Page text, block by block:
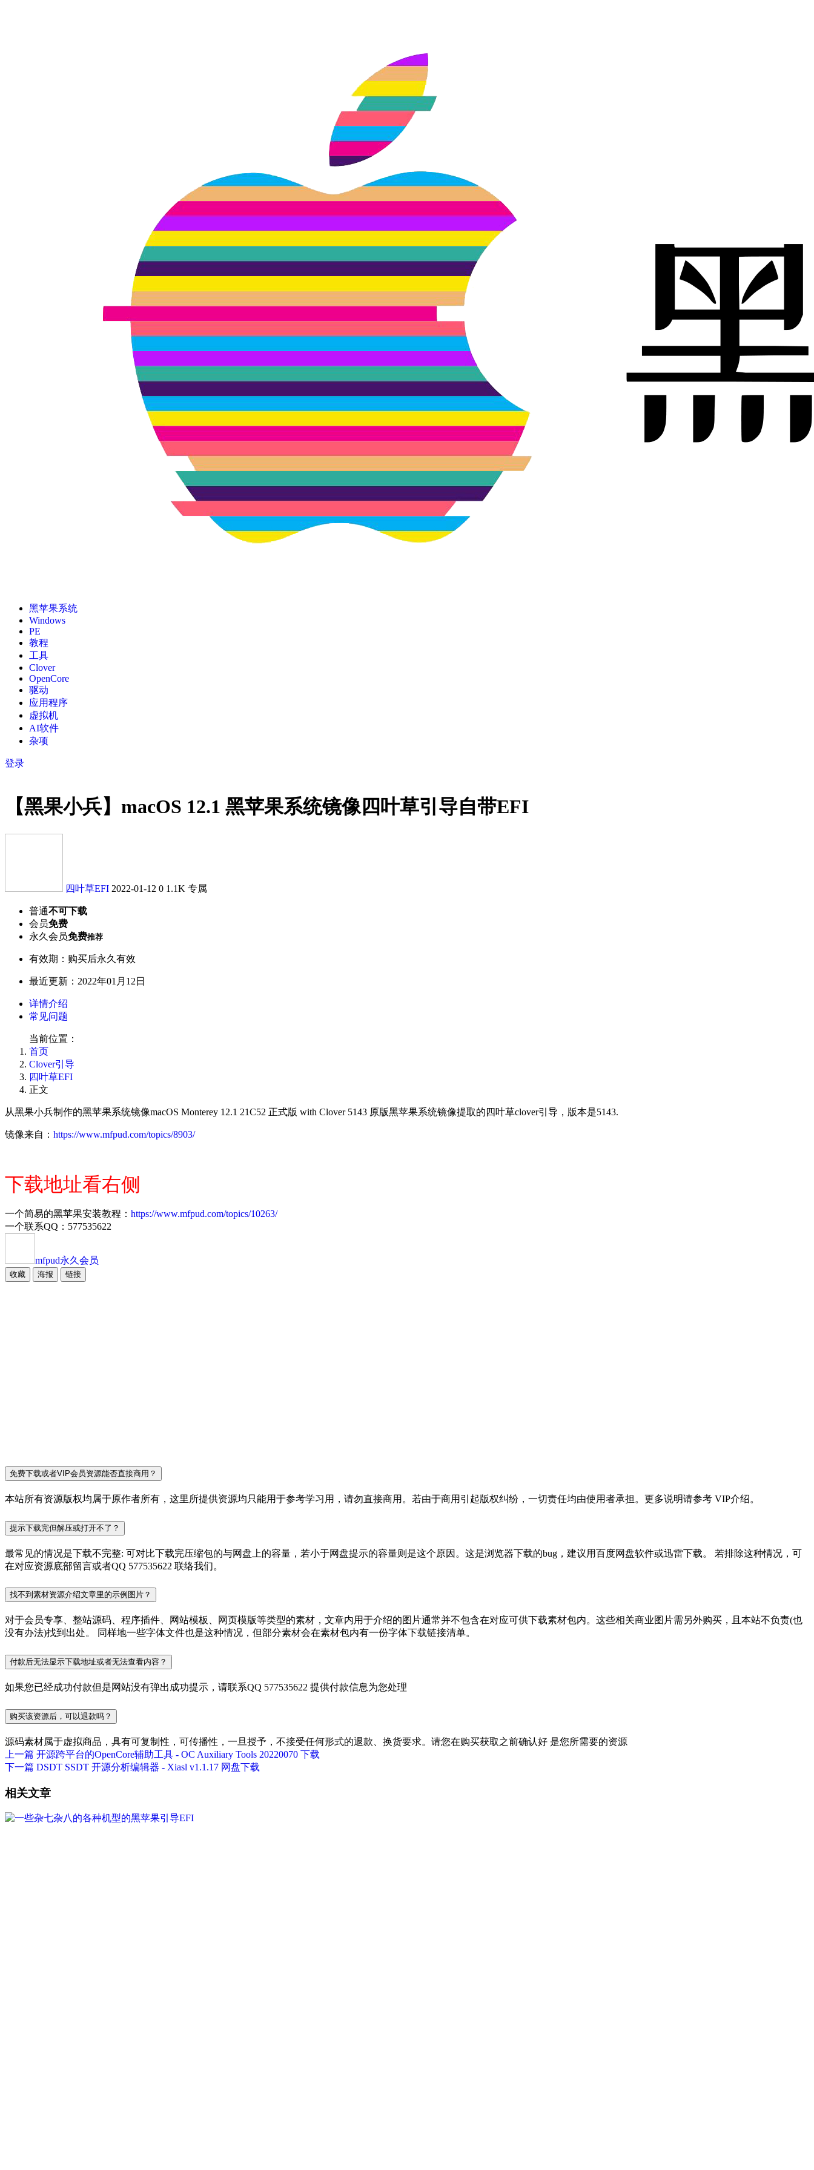
黑苹果系统
Windows
PE
教程
工具
Clover
OpenCore
驱动
应用程序
虚拟机
AI软件
杂项
登录
【黑果小兵】macOS 12.1 黑苹果系统镜像四叶草引导自带EFI
四叶草EFI 2022-01-12 0 1.1K 专属
普通不可下载
会员免费
永久会员免费推荐
有效期：购买后永久有效
最近更新：2022年01月12日
详情介绍
常见问题
当前位置：
首页
Clover引导
四叶草EFI
正文
从黑果小兵制作的黑苹果系统镜像macOS Monterey 12.1 21C52 正式版 with Clover 5143 原版黑苹果系统镜像提取的四叶草clover引导，版本是5143.
镜像来自： https://www.mfpud.com/topics/8903/
下载地址看右侧
一个简易的黑苹果安装教程： https://www.mfpud.com/topics/10263/
一个联系QQ：577535622
mfpud永久会员
收藏 海报 链接
免费下载或者VIP会员资源能否直接商用？
本站所有资源版权均属于原作者所有，这里所提供资源均只能用于参考学习用，请勿直接商用。若由于商用引起版权纠纷，一切责任均由使用者承担。更多说明请参考 VIP介绍。
提示下载完但解压或打开不了？
最常见的情况是下载不完整: 可对比下载完压缩包的与网盘上的容量，若小于网盘提示的容量则是这个原因。这是浏览器下载的bug，建议用百度网盘软件或迅雷下载。 若排除这种情况，可
在对应资源底部留言或者QQ 577535622 联络我们。
找不到素材资源介绍文章里的示例图片？
对于会员专享、整站源码、程序插件、网站模板、网页模版等类型的素材，文章内用于介绍的图片通常并不包含在对应可供下载素材包内。这些相关商业图片需另外购买，且本站不负责(也
没有办法)找到出处。 同样地一些字体文件也是这种情况，但部分素材会在素材包内有一份字体下载链接清单。
付款后无法显示下载地址或者无法查看内容？
如果您已经成功付款但是网站没有弹出成功提示，请联系QQ 577535622 提供付款信息为您处理
购买该资源后，可以退款吗？
源码素材属于虚拟商品，具有可复制性，可传播性，一旦授予，不接受任何形式的退款、换货要求。请您在购买获取之前确认好 是您所需要的资源
上一篇 开源跨平台的OpenCore辅助工具 - OC Auxiliary Tools 20220070 下载
下一篇 DSDT SSDT 开源分析编辑器 - Xiasl v1.1.17 网盘下载
相关文章